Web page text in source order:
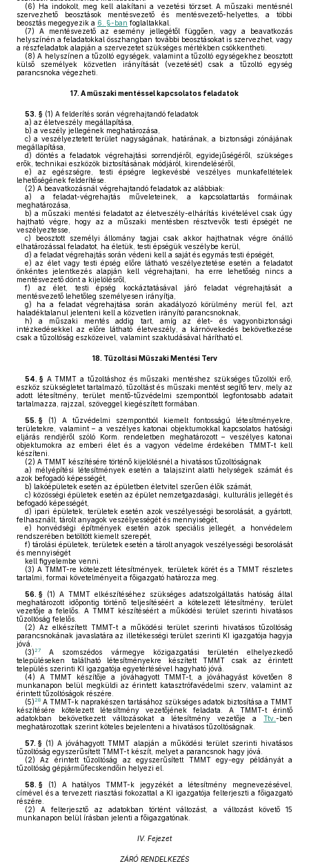
(6) Ha indokolt, meg kell alakítani a vezetési törzset. A műszaki mentésnél
szervezhető beosztások mentésvezető és mentésvezető-helyettes, a többi
beosztás megegyezik a 6. §-ban foglaltakkal.
(7) A mentésvezető az esemény jellegétől függően, vagy a beavatkozás
helyszínén a feladatokkal összhangban további beosztásokat is szervezhet, vagy
a részfeladatok alapján a szervezetet szükséges mértékben csökkentheti.
(8) A helyszínen a tűzoltó egységek, valamint a tűzoltó egységekhez beosztott
külső személyek közvetlen irányítását (vezetését) csak a tűzoltó egység
parancsnoka végezheti.
17. A műszaki mentéssel kapcsolatos feladatok
53. § (1) A felderítés során végrehajtandó feladatok
a) az életveszély megállapítása,
b) a veszély jellegének meghatározása,
c) a veszélyeztetett terület nagyságának, határának, a biztonsági zónájának
megállapítása,
d) döntés a feladatok végrehajtási sorrendjéről, egyidejűségéről, szükséges
erők, technikai eszközök biztosításának módjáról, kirendeléséről,
e) az egészségre, testi épségre legkevésbé veszélyes munkafeltételek
lehetőségének felderítése.
(2) A beavatkozásnál végrehajtandó feladatok az alábbiak:
a) a feladat-végrehajtás műveleteinek, a kapcsolattartás formáinak
meghatározása,
b) a műszaki mentési feladatot az életveszély-elhárítás kivételével csak úgy
hajtható végre, hogy az a műszaki mentésben résztvevők testi épségét ne
veszélyeztesse,
c) beosztott személyi állomány tagjai csak akkor hajthatnak végre önálló
elhatározással feladatot, ha életük, testi épségük veszélybe kerül,
d) a feladat végrehajtás során védeni kell a saját és egymás testi épségét,
e) az élet vagy testi épség előre látható veszélyeztetése esetén a feladatot
önkéntes jelentkezés alapján kell végrehajtani, ha erre lehetőség nincs a
mentésvezető dönt a kijelölésről,
f) az élet, testi épség kockáztatásával járó feladat végrehajtását a
mentésvezető lehetőleg személyesen irányítja,
g) ha a feladat végrehajtása során akadályozó körülmény merül fel, azt
haladéktalanul jelenteni kell a közvetlen irányító parancsnoknak,
h) a műszaki mentés addig tart, amíg az élet- és vagyonbiztonsági
intézkedésekkel az előre látható életveszély, a kárnövekedés bekövetkezése
csak a tűzoltóság eszközeivel, valamint szaktudásával hárítható el.
18. Tűzoltási Műszaki Mentési Terv
54. § A TMMT a tűzoltáshoz és műszaki mentéshez szükséges tűzoltói erő,
eszköz szükségletet tartalmazó, tűzoltást és műszaki mentést segítő terv, mely az
adott létesítmény, terület mentő-tűzvédelmi szempontból legfontosabb adatait
tartalmazza, rajzzal, szöveggel kiegészített formában.
55. § (1) A tűzvédelmi szempontból kiemelt fontosságú létesítményekre,
területekre, valamint – a veszélyes katonai objektumokkal kapcsolatos hatósági
eljárás rendjéről szóló Korm. rendeletben meghatározott – veszélyes katonai
objektumokra az emberi élet és a vagyon védelme érdekében TMMT-t kell
készíteni.
(2) A TMMT készítésére történő kijelölésnél a hivatásos tűzoltóságnak
a) mélyépítési létesítmények esetén a talajszint alatti helységek számát és
azok befogadó képességét,
b) lakóépületek esetén az épületben életvitel szerűen élők számát,
c) közösségi épületek esetén az épület nemzetgazdasági, kulturális jellegét és
befogadó képességét,
d) ipari épületek, területek esetén azok veszélyességi besorolását, a gyártott,
felhasznált, tárolt anyagok veszélyességét és mennyiségét,
e) honvédségi építmények esetén azok speciális jellegét, a honvédelem
rendszerében betöltött kiemelt szerepét,
f) tárolási épületek, területek esetén a tárolt anyagok veszélyességi besorolását
és mennyiségét
kell figyelembe venni.
(3) A TMMT-re kötelezett létesítmények, területek körét és a TMMT részletes
tartalmi, formai követelményeit a főigazgató határozza meg.
56. § (1) A TMMT elkészítéséhez szükséges adatszolgáltatás hatóság által
meghatározott időpontig történő teljesítéséért a kötelezett létesítmény, terület
vezetője a felelős. A TMMT készítéséért a működési terület szerinti hivatásos
tűzoltóság felelős.
(2) Az elkészített TMMT-t a működési terület szerinti hivatásos tűzoltóság
parancsnokának javaslatára az illetékességi terület szerinti KI igazgatója hagyja
jóvá.
(3)27
A szomszédos vármegye közigazgatási területén elhelyezkedő
településeken található létesítményekre készített TMMT csak az érintett
település szerinti KI igazgatója egyetértésével hagyható jóvá.
(4) A TMMT készítője a jóváhagyott TMMT-t, a jóváhagyást követően 8
munkanapon belül megküldi az érintett katasztrófavédelmi szerv, valamint az
érintett tűzoltóságok részére.
(5)28 A TMMT-k naprakészen tartásához szükséges adatok biztosítása a TMMT
készítésére kötelezett létesítmény vezetőjének feladata. A TMMT-t érintő
adatokban bekövetkezett változásokat a létesítmény vezetője a Ttv. -ben
meghatározottak szerint köteles bejelenteni a hivatásos tűzoltóságnak.
57. § (1) A jóváhagyott TMMT alapján a működési terület szerinti hivatásos
tűzoltóság egyszerűsített TMMT-t készít, melyet a parancsnok hagy jóvá.
(2) Az érintett tűzoltóság az egyszerűsített TMMT egy-egy példányát a
tűzoltóság gépjárműfecskendőin helyezi el.
58. § (1) A hatályos TMMT-k jegyzékét a létesítmény megnevezésével,
címével és a tervezett riasztási fokozattal a KI igazgatója felterjeszti a főigazgató
részére.
(2) A felterjesztő az adatokban történt változást, a változást követő 15
munkanapon belül írásban jelenti a főigazgatónak.
IV. Fejezet
ZÁRÓ RENDELKEZÉS